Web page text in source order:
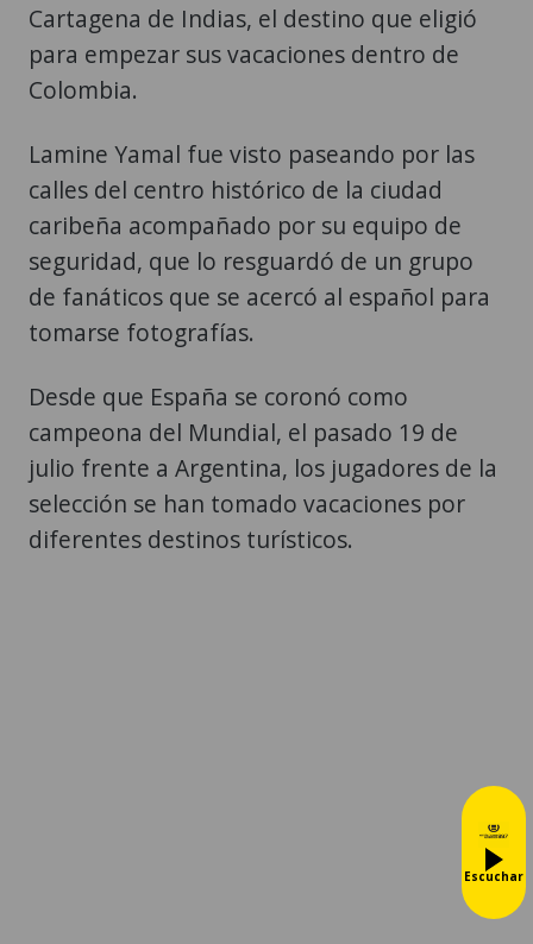
Cartagena de Indias, el destino que eligió
para empezar sus vacaciones dentro de
Colombia.
Lamine Yamal fue visto paseando por las
calles del centro histórico de la ciudad
caribeña acompañado por su equipo de
seguridad, que lo resguardó de un grupo
de fanáticos que se acercó al español para
tomarse fotografías.
Desde que España se coronó como
campeona del Mundial, el pasado 19 de
julio frente a Argentina, los jugadores de la
selección se han tomado vacaciones por
diferentes destinos turísticos.
Escuchar